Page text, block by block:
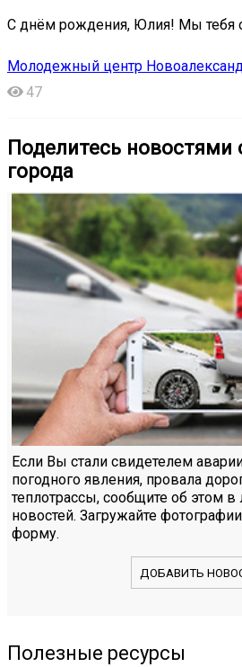
С днём рождения, Юлия! Мы тебя
Молодежный центр
47
Поделитесь новостями
города
Если Вы стали свидетелем
погодного явления, провала
теплотрассы, сообщите об этом в
новостей. Загружайте
форму.
ДОБАВИТЬ
Полезные ресурсы